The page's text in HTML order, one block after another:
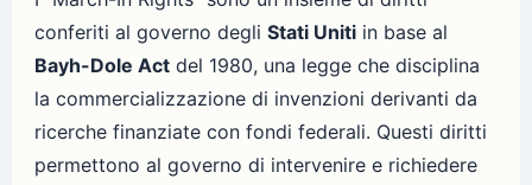
conferiti al governo degli Stati Uniti in base al
Bayh-Dole Act del 1980, una legge che disciplina
la commercializzazione di invenzioni derivanti da
ricerche finanziate con fondi federali. Questi diritti
permettono al governo di intervenire e richiedere